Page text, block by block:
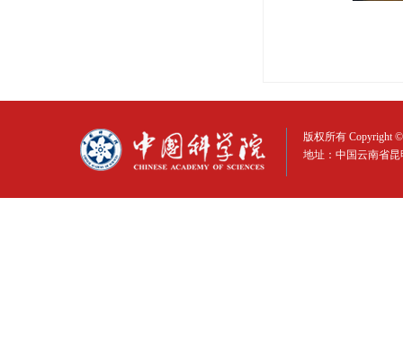
版权所有 Copyright
地址：中国云南省